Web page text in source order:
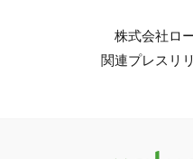
株式会社ロ
関連プレスリ